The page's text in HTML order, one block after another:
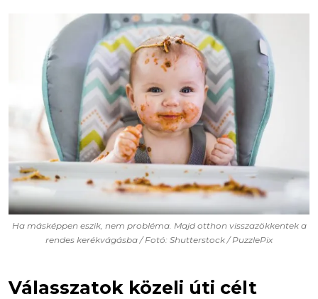
Ha másképpen eszik, nem probléma. Majd otthon visszazökkentek a
rendes kerékvágásba / Fotó: Shutterstock / PuzzlePix
Válasszatok közeli úti célt